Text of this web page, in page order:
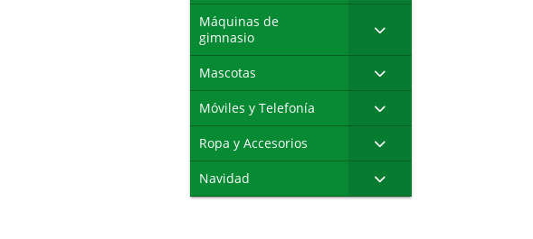
Máquinas de
gimnasio
Mascotas
Móviles y Telefonía
Ropa y Accesorios
Navidad